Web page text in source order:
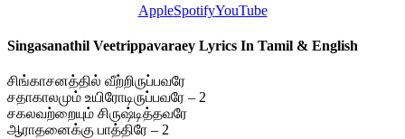
AppleSpotifyYouTube
Singasanathil Veetrippavaraey Lyrics In Tamil & English
சிங்காசனத்தில் வீற்றிருப்பவரே
சதாகாலமும் உயிரோடிருப்பவரே – 2
சகலவற்றையும் சிருஷ்டித்தவரே
ஆராதனைக்கு பாத்திரே – 2